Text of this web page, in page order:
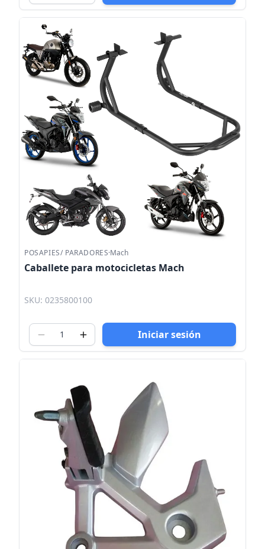
POSAPIES/ PARADORES·Mach
Caballete para motocicletas Mach
SKU: 0235800100
Iniciar sesión